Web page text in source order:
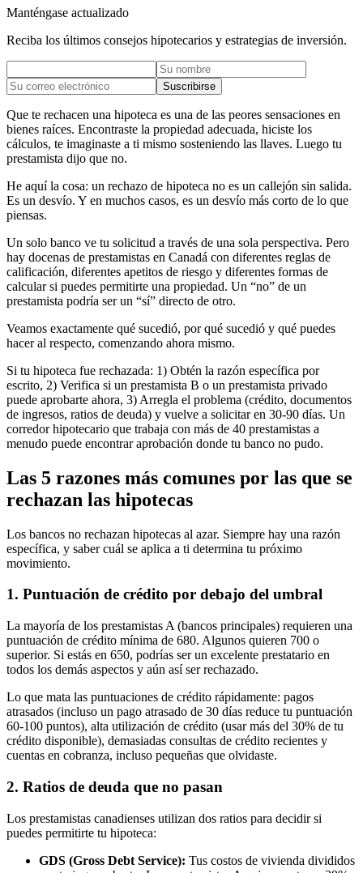
Manténgase actualizado
Reciba los últimos consejos hipotecarios y estrategias de inversión.
Suscribirse
Que te rechacen una hipoteca es una de las peores sensaciones en
bienes raíces. Encontraste la propiedad adecuada, hiciste los
cálculos, te imaginaste a ti mismo sosteniendo las llaves. Luego tu
prestamista dijo que no.
He aquí la cosa: un rechazo de hipoteca no es un callejón sin salida.
Es un desvío. Y en muchos casos, es un desvío más corto de lo que
piensas.
Un solo banco ve tu solicitud a través de una sola perspectiva. Pero
hay docenas de prestamistas en Canadá con diferentes reglas de
calificación, diferentes apetitos de riesgo y diferentes formas de
calcular si puedes permitirte una propiedad. Un “no” de un
prestamista podría ser un “sí” directo de otro.
Veamos exactamente qué sucedió, por qué sucedió y qué puedes
hacer al respecto, comenzando ahora mismo.
Si tu hipoteca fue rechazada: 1) Obtén la razón específica por
escrito, 2) Verifica si un prestamista B o un prestamista privado
puede aprobarte ahora, 3) Arregla el problema (crédito, documentos
de ingresos, ratios de deuda) y vuelve a solicitar en 30-90 días. Un
corredor hipotecario que trabaja con más de 40 prestamistas a
menudo puede encontrar aprobación donde tu banco no pudo.
Las 5 razones más comunes por las que se
rechazan las hipotecas
Los bancos no rechazan hipotecas al azar. Siempre hay una razón
específica, y saber cuál se aplica a ti determina tu próximo
movimiento.
1. Puntuación de crédito por debajo del umbral
La mayoría de los prestamistas A (bancos principales) requieren una
puntuación de crédito mínima de 680. Algunos quieren 700 o
superior. Si estás en 650, podrías ser un excelente prestatario en
todos los demás aspectos y aún así ser rechazado.
Lo que mata las puntuaciones de crédito rápidamente: pagos
atrasados (incluso un pago atrasado de 30 días reduce tu puntuación
60-100 puntos), alta utilización de crédito (usar más del 30% de tu
crédito disponible), demasiadas consultas de crédito recientes y
cuentas en cobranza, incluso pequeñas que olvidaste.
2. Ratios de deuda que no pasan
Los prestamistas canadienses utilizan dos ratios para decidir si
puedes permitirte tu hipoteca:
GDS (Gross Debt Service): Tus costos de vivienda divididos